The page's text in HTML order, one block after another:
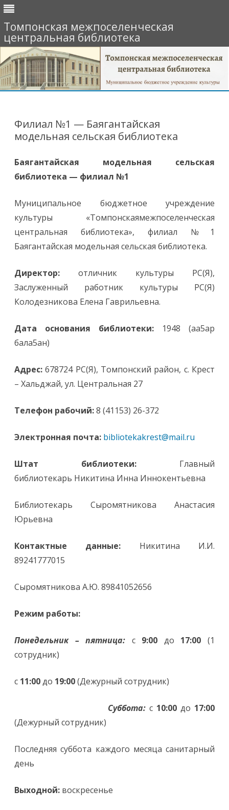
Томпонская межпоселенческая
центральная библиотека
Филиал №1 — Баягантайская
модельная сельская библиотека
Баягантайская модельная сельская
библиотека — филиал №1
Муниципальное бюджетное учреждение
культуры «Томпонскаямежпоселенческая
центральная библиотека», филиал №1
Баягантайская модельная сельская библиотека.
Директор: отличник культуры РС(Я),
Заслуженный работник культуры РС(Я)
Колодезникова Елена Гаврильевна.
Дата основания библиотеки: 1948 (аа5ар
бала5ан)
Адрес: 678724 РС(Я), Томпонский район, с. Крест
– Хальджай, ул. Центральная 27
Телефон рабочий:8 (41153) 26-372
Электронная почта: bibliotekakrest@mail.ru
Штат библиотеки: Главный
библиотекарь Никитина Инна Иннокентьевна
Библиотекарь Сыромятникова Анастасия
Юрьевна
Контактные данные: Никитина И.И.
89241777015
Сыромятникова А.Ю. 89841052656
Режим работы:
Понедельник – пятница: с 9:00 до 17:00(1
сотрудник)
с 11:00до 19:00(Дежурный сотрудник)
Суббота:с 10:00до 17:00
(Дежурный сотрудник)
Последняя суббота каждого месяца санитарный
день
Выходной: воскресенье